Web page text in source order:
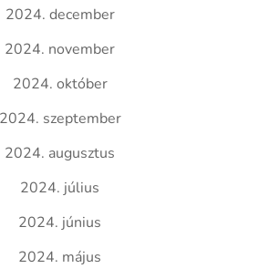
2024. december
2024. november
2024. október
2024. szeptember
2024. augusztus
2024. július
2024. június
2024. május